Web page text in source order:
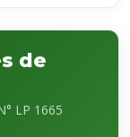
de
LP 1665